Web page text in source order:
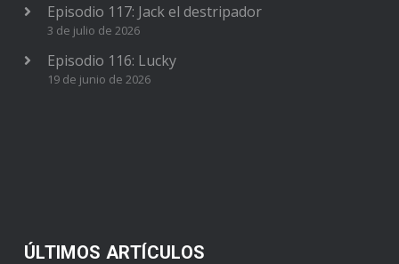
Episodio 117: Jack el destripador
3 de julio de 2026
Episodio 116: Lucky
19 de junio de 2026
ÚLTIMOS ARTÍCULOS